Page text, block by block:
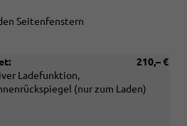
Seitenfenstern
210,– €
Ladefunktion,
(nur zum Laden)